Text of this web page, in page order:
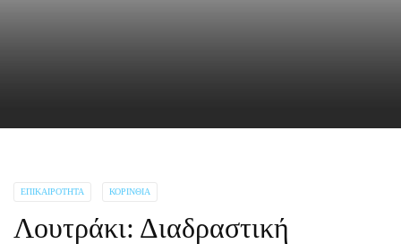
ΕΠΙΚΑΙΡΌΤΗΤΑ ΚΟΡΙΝΘΊΑ
Λουτράκι: Διαδραστική